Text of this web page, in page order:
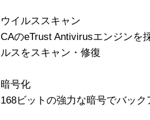
ウイルススキャン
CAのeTrust Antivirusエンジンを
ルスをスキャン・修復
暗号化
168ビットの強力な暗号でバッ